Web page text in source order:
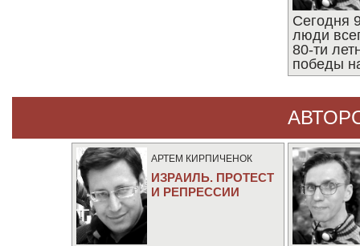
Сегодня
люди
80-ти
победы
АРТЕМ КИРПИЧЕНОК
ИЗРАИЛЬ. ПРОТЕСТ
И РЕПРЕССИИ